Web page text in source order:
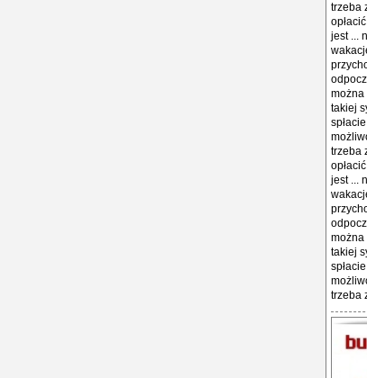
trzeba
jest ...
można
takiej
trzeba
jest ...
można
takiej
trzeba